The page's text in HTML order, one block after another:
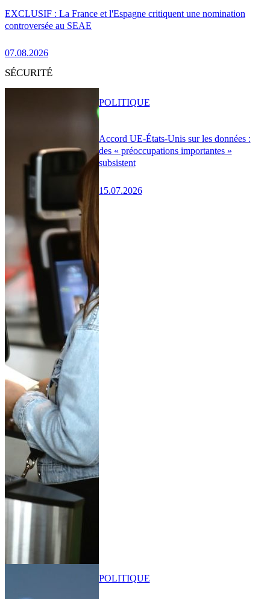
EXCLUSIF : La France et l'Espagne critiquent une nomination
controversée au SEAE
07.08.2026
SÉCURITÉ
Accord UE-États-Unis sur les données :
des « préoccupations importantes »
subsistent
15.07.2026
POLITIQUE
POLITIQUE